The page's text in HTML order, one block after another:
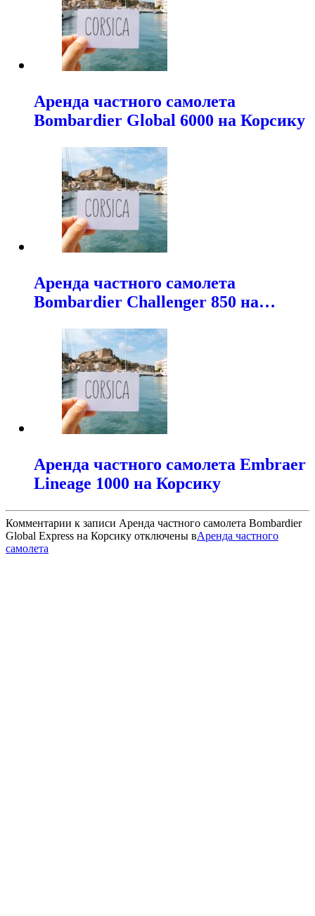
Аренда частного самолета
Bombardier Global 6000 на Корсику
Аренда частного самолета
Bombardier Challenger 850 на…
Аренда частного самолета Embraer
Lineage 1000 на Корсику
Комментарии к записи Аренда частного самолета Bombardier
Global Express на Корсику отключены вАренда частного
самолета